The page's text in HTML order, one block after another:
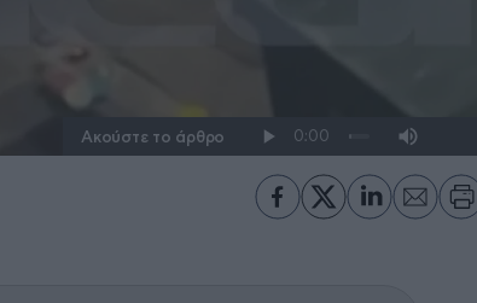
Ακούστε το άρθρο